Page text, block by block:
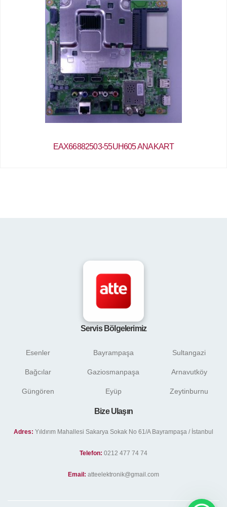
EAX66882503-55UH605 ANAKART
Servis Bölgelerimiz
Esenler
Bağcılar
Güngören
Bayrampaşa
Gaziosmanpaşa
Eyüp
Sultangazi
Arnavutköy
Zeytinburnu
Bize Ulaşın
Adres: Yıldırım Mahallesi Sakarya Sokak No 61/A Bayrampaşa / İstanbul
Telefon: 0212 477 74 74
Email: atteelektronik@gmail.com